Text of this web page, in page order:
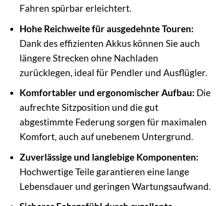
Fahren spürbar erleichtert.
Hohe Reichweite für ausgedehnte Touren:
Dank des effizienten Akkus können Sie auch
längere Strecken ohne Nachladen
zurücklegen, ideal für Pendler und Ausflügler.
Komfortabler und ergonomischer Aufbau: Die
aufrechte Sitzposition und die gut
abgestimmte Federung sorgen für maximalen
Komfort, auch auf unebenem Untergrund.
Zuverlässige und langlebige Komponenten:
Hochwertige Teile garantieren eine lange
Lebensdauer und geringen Wartungsaufwand.